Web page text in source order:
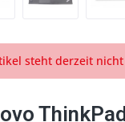
steht derzeit